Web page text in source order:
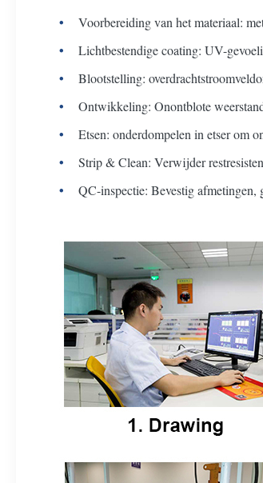
Voorbereiding van het materiaal:
Lichtbestendige coating: UV-
Blootstelling:
Ontwikkeling: Onontblote
Etsen: onderdompelen in etser om
Strip & Clean: Verwijder
QC-inspectie: Bevestig